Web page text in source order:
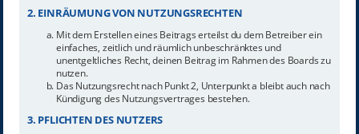
2. EINRÄUMUNG VON NUTZUNGSRECHTEN
Mit dem Erstellen eines Beitrags erteilst du dem Betreiber ein
einfaches, zeitlich und räumlich unbeschränktes und
unentgeltliches Recht, deinen Beitrag im Rahmen des Boards zu
nutzen.
Das Nutzungsrecht nach Punkt 2, Unterpunkt a bleibt auch nach
Kündigung des Nutzungsvertrages bestehen.
3. PFLICHTEN DES NUTZERS